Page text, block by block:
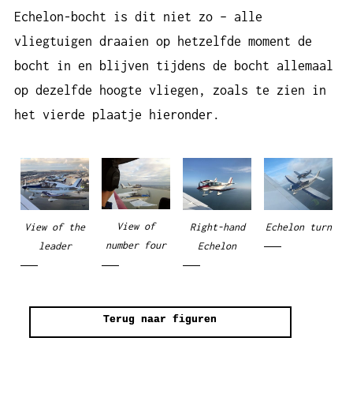
Echelon-bocht is dit niet zo – alle
vliegtuigen draaien op hetzelfde moment de
bocht in en blijven tijdens de bocht allemaal
op dezelfde hoogte vliegen, zoals te zien in
het vierde plaatje hieronder.
View of the
leader
View of
number four
Right-hand
Echelon
Echelon turn
Terug naar figuren